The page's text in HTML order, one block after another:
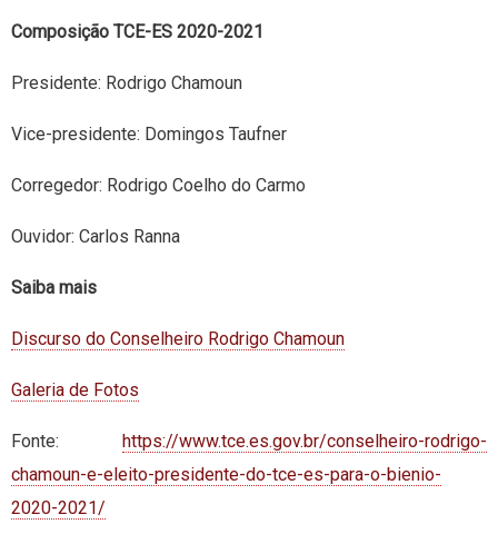
Composição TCE-ES 2020-2021
Presidente: Rodrigo Chamoun
Vice-presidente: Domingos Taufner
Corregedor: Rodrigo Coelho do Carmo
Ouvidor: Carlos Ranna
Saiba mais
Discurso do Conselheiro Rodrigo Chamoun
Galeria de Fotos
Fonte:
https://www.tce.es.gov.br/conselheiro-rodrigo-
chamoun-e-eleito-presidente-do-tce-es-para-o-bienio-
2020-2021/